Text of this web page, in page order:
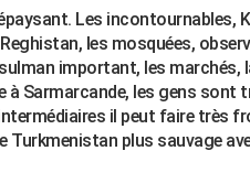
Les incontournables,
les mosquées,
important, les marchés,
à Sarmarcande, les gens sont
il peut faire très
Turkmenistan plus sauvage